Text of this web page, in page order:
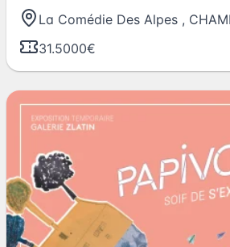
La Comédie Des Alpes ,
31.5000€